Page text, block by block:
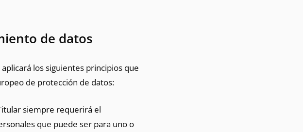
de datos
los siguientes principios que
de protección de datos:
siempre requerirá el
que puede ser para uno o